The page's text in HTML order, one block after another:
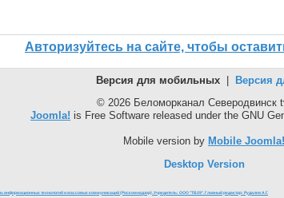
Авторизуйтесь на сайте, чтобы
Версия для мобильных
Версия
© 2026 Беломорканал Северодвинск
Joomla! is Free Software released under the GNU
Mobile version by Mobile Joomla!
Desktop Version
технологий и массовых коммуникаций (Роскомнадзор). Учредитель: ООО "ТВ29". Главный редактор: Рудалев А.Г.